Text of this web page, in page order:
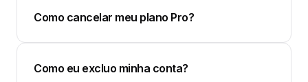
Como cancelar meu plano Pro?
Como eu excluo minha conta?